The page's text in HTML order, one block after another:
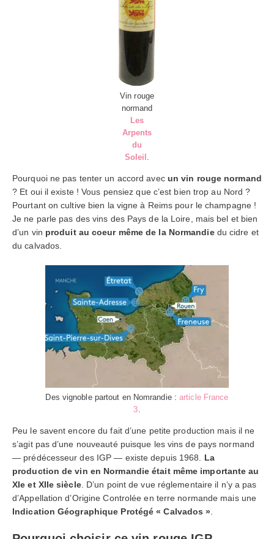
Vin rouge
normand
Les
Arpents
du
Soleil
Pourquoi ne pas tenter un accord avec un vin rouge normand
? Et oui il existe ! Vous pensiez que c’est bien trop au Nord ?
Pourtant on cultive bien la vigne à Reims pour le champagne !
Je ne parle pas des vins des Pays de la Loire, mais bel et bien
d’un vin produit au coeur même de la Normandiedu cidre et
du calvados.
Des vignoble partout en Nomrandie :article France
3.
Peu le savent encore du fait d’une petite production mais il ne
s’agit pas d’une nouveauté puisque les vins de pays normand
— prédécesseur des IGP — existe depuis 1968. La
production de vin en Normandie était même importante au
XIe et XIIe siècle. D’un point de vue réglementaire il n’y a pas
d’Appellation d’Origine Controlée en terre normande mais une
Indication Géographique Protégé « Calvados ».